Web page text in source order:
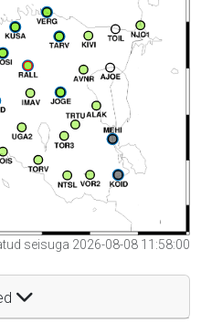
seisuga 2026-08-08 11:58:00